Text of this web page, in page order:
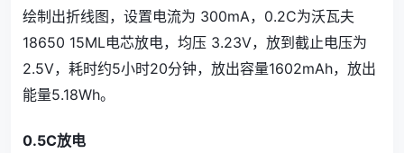
绘制出折线图，设置电流为 300mA，0.2C为沃瓦夫
18650 15ML电芯放电，均压 3.23V，放到截止电压为
2.5V，耗时约5小时20分钟，放出容量1602mAh，放出
能量5.18Wh。
0.5C放电